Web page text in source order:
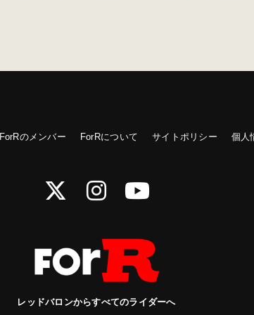
ForRのメンバー ForRについて サイトポリシー 個人
レッドバロンからすべてのライダーへ